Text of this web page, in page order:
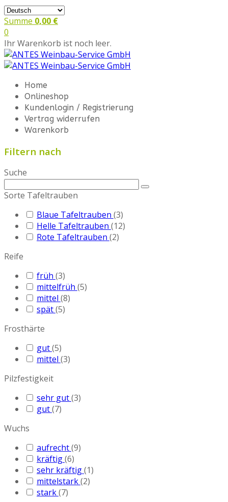
Summe 0,00 €
0
Ihr Warenkorb ist noch leer.
Home
Onlineshop
Kundenlogin / Registrierung
Vertrag widerrufen
Warenkorb
Filtern nach
Suche
Sorte Tafeltrauben
Blaue Tafeltrauben (3)
Helle Tafeltrauben (12)
Rote Tafeltrauben (2)
Reife
früh (3)
mittelfrüh (5)
mittel (8)
spät(5)
Frosthärte
gut(5)
mittel (3)
Pilzfestigkeit
sehr gut(3)
gut(7)
Wuchs
aufrecht(9)
kräftig(6)
sehr kräftig(1)
mittelstark(2)
stark(7)